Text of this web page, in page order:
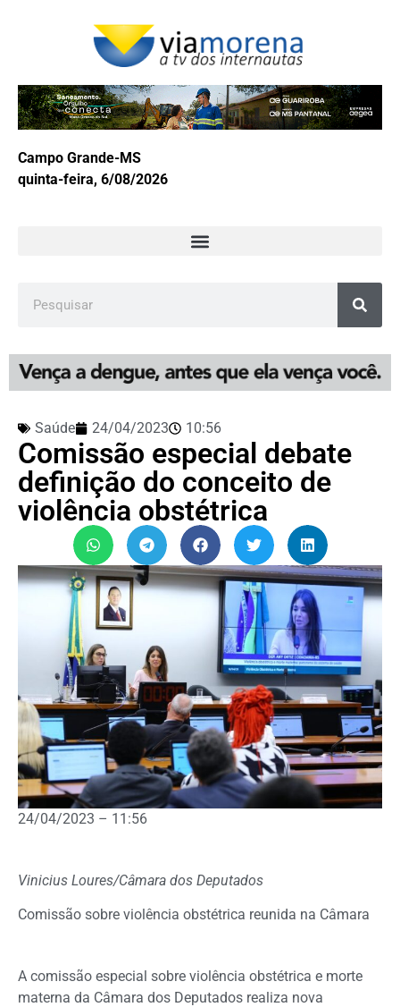
Campo Grande-MS
quinta-feira, 6/08/2026
Saúde 24/04/2023 10:56
Comissão especial debate
definição do conceito de
violência obstétrica
24/04/2023 – 11:56
Vinicius Loures/Câmara dos Deputados
Comissão sobre violência obstétrica reunida na Câmara
A comissão especial sobre violência obstétrica e morte
materna da Câmara dos Deputados realiza nova